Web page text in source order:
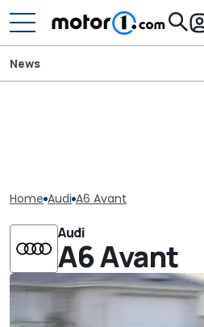
News
Home Audi A6 Avant
Audi
A6 Avant